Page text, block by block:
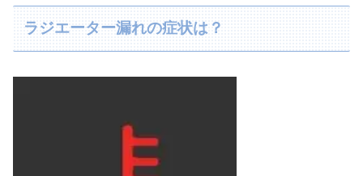
ラジエーター漏れの症状は？